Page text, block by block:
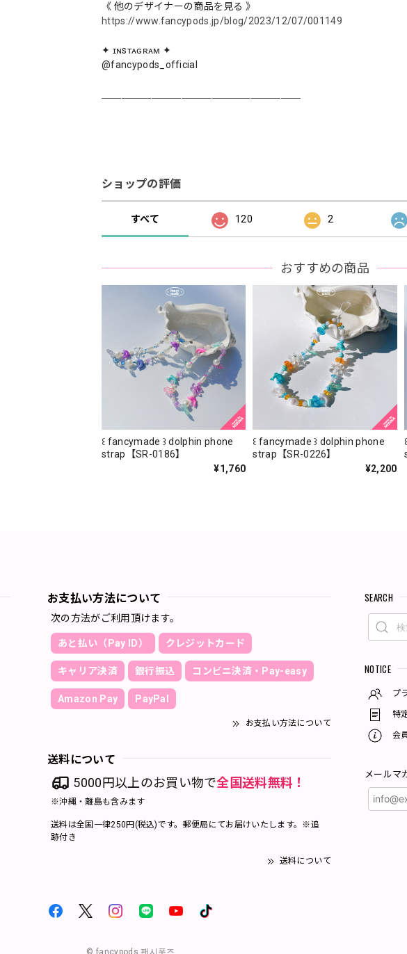
《 他のデザイナーの商品を見る 》
https://www.fancypods.jp/blog/2023/12/07/001149
✦ ɪɴsᴛᴀɢʀᴀᴍ ✦
@fancypods_official
ショップの評価
すべて 120 2
おすすめの商品
꒰ fancymade ꒱ dolphin phone
strap【SR-0186】
¥1,760
꒰ fancymade ꒱ dolphin phone
strap【SR-0226】
¥2,200
お支払い方法について
次の方法がご利用頂けます。
あと払い（Pay ID） クレジットカード
キャリア決済 銀行振込 コンビニ決済・Pay-easy
Amazon Pay PayPal
お支払い方法について
送料について
5000円以上のお買い物で全国送料無料！
※沖縄・離島も含みます
送料は全国一律250円(税込)です。郵便局にてお届けいたします。※追
跡付き
送料について
SEARCH
NOTICE
プ
特
会
メールマ
© fancypods 팬시폿즈